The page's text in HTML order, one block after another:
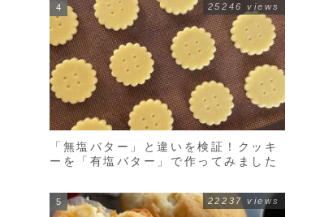
「無塩バター」と違いを検証！クッキ
ーを「有塩バター」で作ってみました
25246 views
22237 views